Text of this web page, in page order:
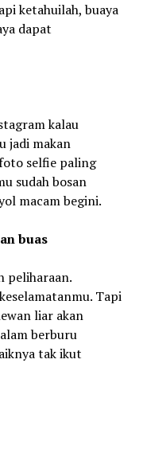
ketahuilah, buaya
dapat
kalau
jadi makan
selfie paling
sudah bosan
macam begini.
buas
peliharaan.
Tapi
liar akan
berburu
tak ikut